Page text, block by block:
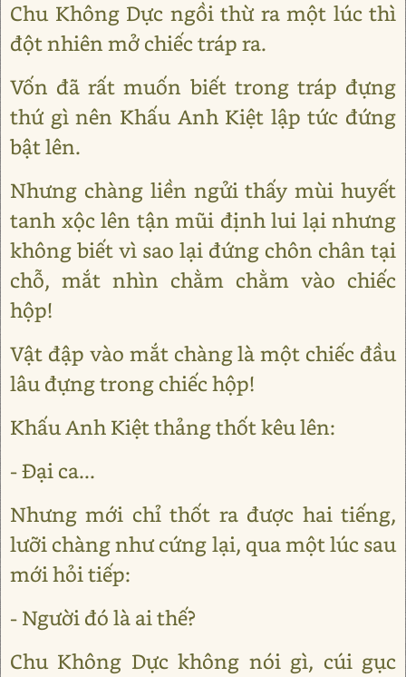
Chu Không Dực ngồi thừ ra một lúc thì
đột nhiên mở chiếc tráp ra.
Vốn đã rất muốn biết trong tráp đựng
thứ gì nên Khấu Anh Kiệt lập tức đứng
bật lên.
Nhưng chàng liền ngửi thấy mùi huyết
tanh xộc lên tận mũi định lui lại nhưng
không biết vì sao lại đứng chôn chân tại
chỗ, mắt nhìn chằm chằm vào chiếc
hộp!
Vật đập vào mắt chàng là một chiếc đầu
lâu đựng trong chiếc hộp!
Khấu Anh Kiệt thảng thốt kêu lên:
- Đại ca...
Nhưng mới chỉ thốt ra được hai tiếng,
lưỡi chàng như cứng lại, qua một lúc sau
mới hỏi tiếp:
- Người đó là ai thế?
Chu Không Dực không nói gì, cúi gục